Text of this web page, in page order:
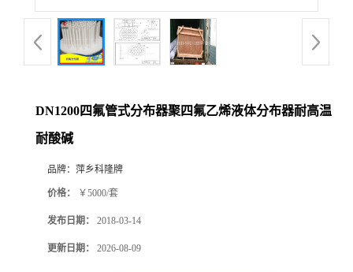
产
品
DN1200四氟管式分布器聚四氟乙烯液体分布器耐高温
耐酸碱
品牌： 萍乡科隆牌
价格： ￥5000/套
发布日期： 2018-03-14
更新日期： 2026-08-09